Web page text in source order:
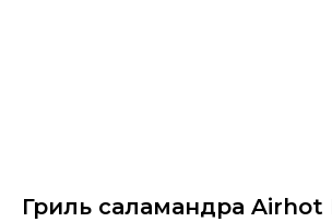
Гриль саламандра Airhot